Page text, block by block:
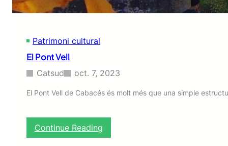
Patrimoni cultural
El Pont Vell
Catsud oct. 7, 2023
El Pont Vell de Cabacés és molt més que una simple
Continue Reading
E